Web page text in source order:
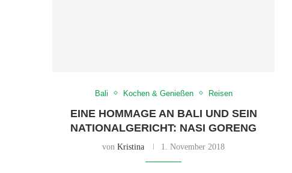
Bali Kochen & Genießen Reisen
EINE HOMMAGE AN BALI UND SEIN
NATIONALGERICHT: NASI GORENG
von Kristina 1. November 2018